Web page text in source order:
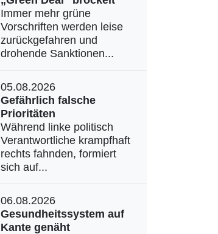
Immer mehr grüne
Vorschriften werden leise
zurückgefahren und
drohende Sanktionen...
05.08.2026
Gefährlich falsche
Prioritäten
Während linke politisch
Verantwortliche krampfhaft
rechts fahnden, formiert
sich auf...
06.08.2026
Gesundheitssystem auf
Kante genäht